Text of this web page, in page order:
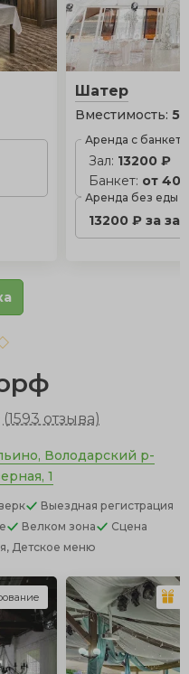
Шатер
Вместимость:
Аренда с
Зал: 13200 ₽
Банкет: от
Аренда без еды
13200 ₽ за
(1593 отзыва)
Володарский р-
1
Выездная регистрация
Велком зона
Сцена
Детское меню